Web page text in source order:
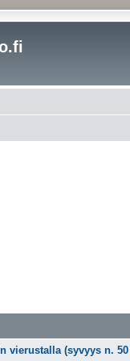
vierustalla (syvyys n.